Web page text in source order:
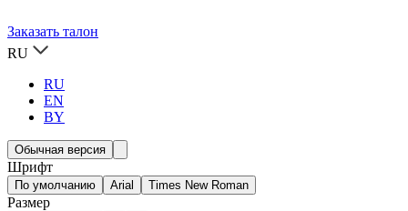
Заказать талон
RU
RU
EN
BY
Обычная версия
Шрифт
По умолчанию Arial Times New Roman
Размер